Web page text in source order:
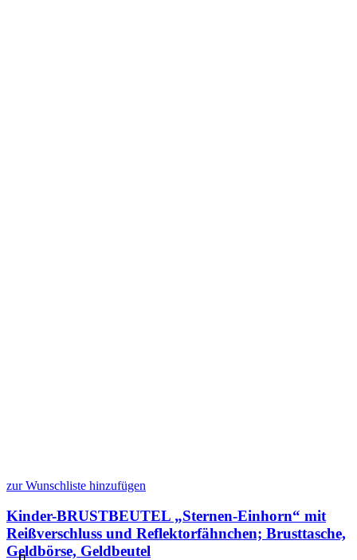
zur Wunschliste hinzufügen
Kinder-BRUSTBEUTEL „Sternen-Einhorn“ mit
Reißverschluss und Reflektorfähnchen; Brusttasche,
Geldbörse, Geldbeutel